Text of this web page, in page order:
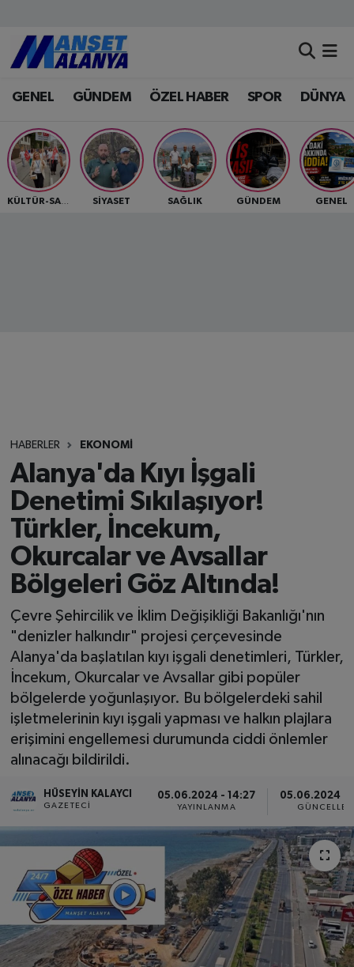
GENEL GÜNDEM ÖZEL HABER SPOR DÜNYA
KÜLTÜR-SANAT SİYASET SAĞLIK GÜNDEM GENEL
HABERLER EKONOMİ
Alanya'da Kıyı İşgali
Denetimi Sıkılaşıyor!
Türkler, İncekum,
Okurcalar ve Avsallar
Bölgeleri Göz Altında!
Çevre Şehircilik ve İklim Değişikliği Bakanlığı'nın
"denizler halkındır" projesi çerçevesinde
Alanya'da başlatılan kıyı işgali denetimleri, Türkler,
İncekum, Okurcalar ve Avsallar gibi popüler
bölgelerde yoğunlaşıyor. Bu bölgelerdeki sahil
işletmelerinin kıyı işgali yapması ve halkın plajlara
erişimini engellemesi durumunda ciddi önlemler
alınacağı bildirildi.
HÜSEYIN KALAYCI
GAZETECI
05.06.2024 - 14:27
YAYINLANMA
05.06.2024 -
Antalya Nöbetçi Eczaneler
Antalya Hava Durumu
Antalya Namaz Vakitleri
Antalya Trafik Yoğunluk Haritası